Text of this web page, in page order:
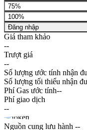
75%
100%
Đăng nhập
Giá tham khảo
--
Trượt giá
--
Số lượng ước tính nhận
Số lượng tối thiểu nhận
Phí Gas ước tính--
Phí giao dịch
--
Nguồn cung lưu hành --